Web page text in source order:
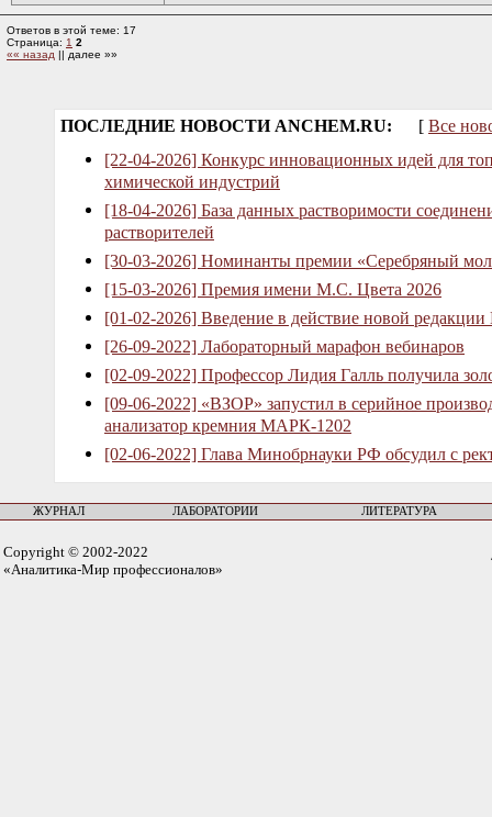
Ответов в этой теме: 17
Страница: 1 2
«« назад || далее »»
ПОСЛЕДНИЕ НОВОСТИ ANCHEM.RU: [ Все
[22-04-2026] Конкурс инновационных идей для
химической индустрий
[18-04-2026] База данных растворимости
растворителей
[30-03-2026] Номинанты премии «Серебряный
[15-03-2026] Премия имени М.С. Цвета 2026
[01-02-2026] Введение в действие новой
[26-09-2022] Лабораторный марафон вебинаров
[02-09-2022] Профессор Лидия Галль получила
[09-06-2022] «ВЗОР» запустил в серийное
анализатор кремния МАРК-1202
[02-06-2022] Глава Минобрнауки РФ обсудил с
ЖУРНАЛ ЛАБОРАТОРИИ ЛИТЕРАТУРА
Copyright © 2002-2022
«Аналитика-Мир профессионалов»